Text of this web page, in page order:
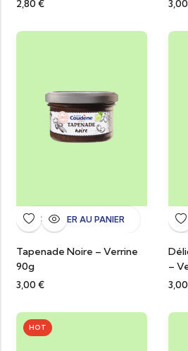
2,80 €
3,00
AJOUTER AU PANIER
Tapenade Noire – Verrine
90g
3,00 €
–
3,00
HOT